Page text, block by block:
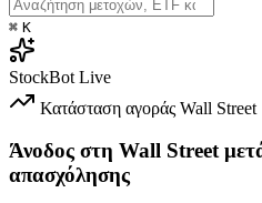
⌘ K
StockBot Live
Κατάσταση αγοράς Wall Street
Άνοδος στη Wall Street
απασχόλησης